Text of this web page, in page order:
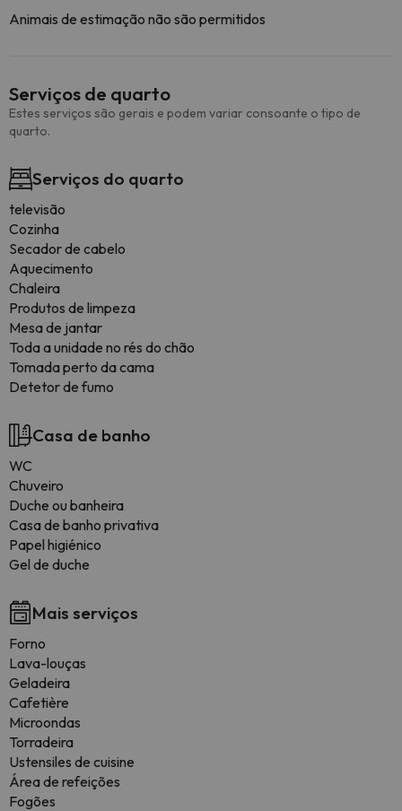
Animais de estimação não são permitidos
Serviços de quarto
Estes serviços são gerais e podem variar consoante o tipo de
quarto.
Serviços do quarto
televisão
Cozinha
Secador de cabelo
Aquecimento
Chaleira
Produtos de limpeza
Mesa de jantar
Toda a unidade no rés do chão
Tomada perto da cama
Detetor de fumo
Casa de banho
WC
Chuveiro
Duche ou banheira
Casa de banho privativa
Papel higiénico
Gel de duche
Mais serviços
Forno
Lava-louças
Geladeira
Cafetière
Microondas
Torradeira
Ustensiles de cuisine
Área de refeições
Fogões